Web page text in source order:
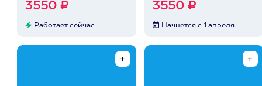
3550 ₽
Работает сейчас
3550 ₽
Начнется с 1 апреля